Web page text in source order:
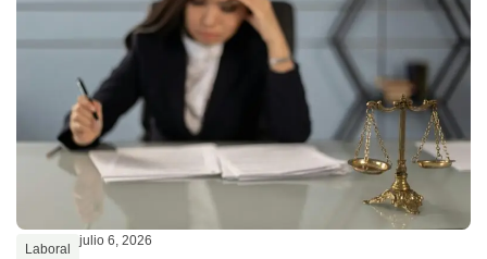
Laboral
julio 6, 2026